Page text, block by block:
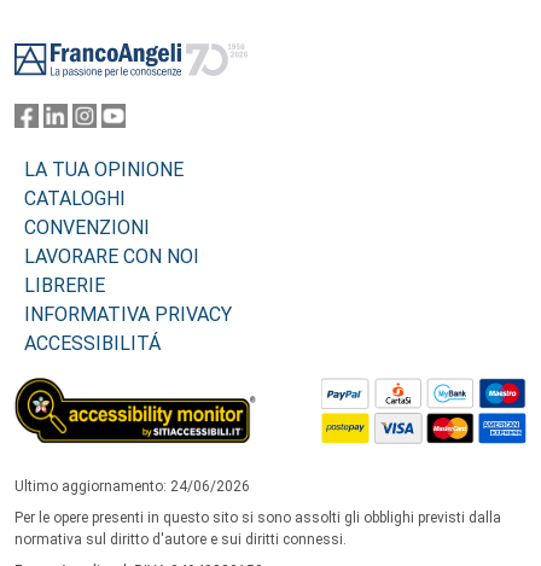
LA TUA OPINIONE
CATALOGHI
CONVENZIONI
LAVORARE CON NOI
LIBRERIE
INFORMATIVA PRIVACY
ACCESSIBILITÁ
Ultimo aggiornamento: 24/06/2026
Per le opere presenti in questo sito si sono assolti gli obblighi previsti dalla
normativa sul diritto d'autore e sui diritti connessi.